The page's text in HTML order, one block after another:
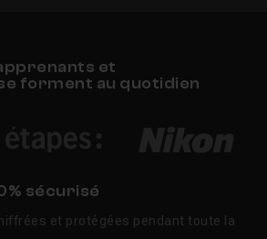
et
forment au quotidien
sécurisé
et protégées pendant toute la